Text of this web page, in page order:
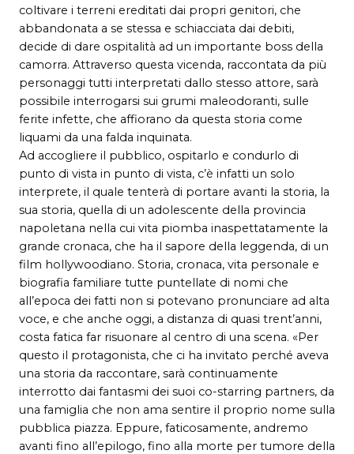
coltivare i terreni ereditati dai propri genitori, che
abbandonata a se stessa e schiacciata dai debiti,
decide di dare ospitalità ad un importante boss della
camorra. Attraverso questa vicenda, raccontata da più
personaggi tutti interpretati dallo stesso attore, sarà
possibile interrogarsi sui grumi maleodoranti, sulle
ferite infette, che affiorano da questa storia come
liquami da una falda inquinata.
Ad accogliere il pubblico, ospitarlo e condurlo di
punto di vista in punto di vista, c’è infatti un solo
interprete, il quale tenterà di portare avanti la storia, la
sua storia, quella di un adolescente della provincia
napoletana nella cui vita piomba inaspettatamente la
grande cronaca, che ha il sapore della leggenda, di un
film hollywoodiano. Storia, cronaca, vita personale e
biografia familiare tutte puntellate di nomi che
all’epoca dei fatti non si potevano pronunciare ad alta
voce, e che anche oggi, a distanza di quasi trent’anni,
costa fatica far risuonare al centro di una scena. «Per
questo il protagonista, che ci ha invitato perché aveva
una storia da raccontare, sarà continuamente
interrotto dai fantasmi dei suoi co-starring partners, da
una famiglia che non ama sentire il proprio nome sulla
pubblica piazza. Eppure, faticosamente, andremo
avanti fino all’epilogo, fino alla morte per tumore della